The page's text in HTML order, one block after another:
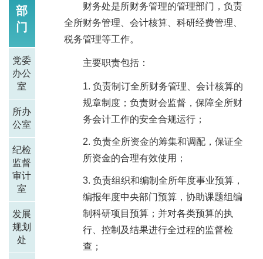
部
门
党委
办公
室
所办
公室
纪检
监督
审计
室
发展
规划
处
财务处是所财务管理的管理部门，负责
全所财务管理、会计核算、科研经费管理、
税务管理等工作。
主要职责包括：
负责制订全所财务管理、会计核算的
规章制度；负责财会监督，保障全所财
务会计工作的安全合规运行；
负责全所资金的筹集和调配，保证全
所资金的合理有效使用；
负责组织和编制全所年度事业预算，
编报年度中央部门预算，协助课题组编
制科研项目预算；并对各类预算的执
行、控制及结果进行全过程的监督检
查；